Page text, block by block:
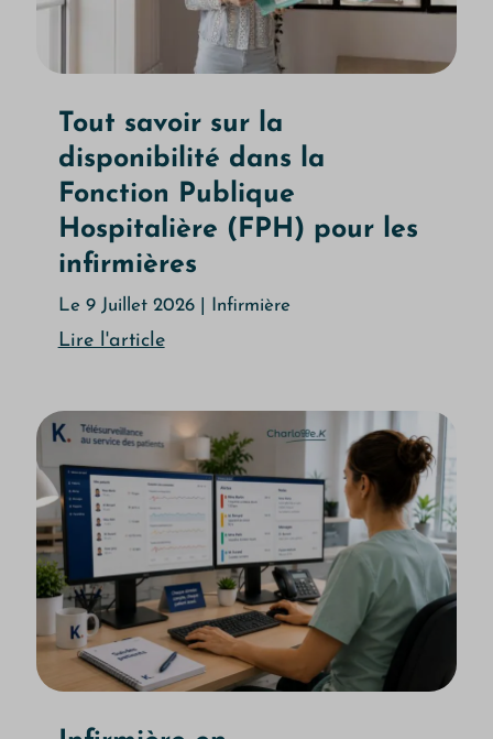
Tout savoir sur la
disponibilité dans la
Fonction Publique
Hospitalière (FPH) pour les
infirmières
Le 9 Juillet 2026| Infirmière
Lire l'article